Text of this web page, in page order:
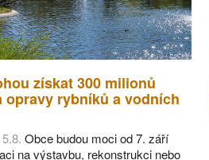
získat 300 milionů
opravy rybníků a vodních
Obce budou moci od 7. září
na výstavbu, rekonstrukci nebo